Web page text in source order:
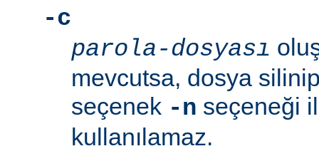
-c
parola-dosyası
mevcutsa, dosya
seçenek -n seçeneği
kullanılamaz.